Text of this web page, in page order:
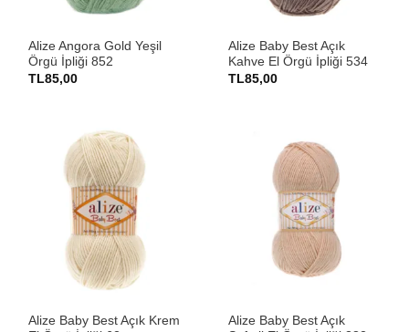
Alize Angora Gold Yeşil
Örgü İpliği 852
TL85,00
Alize Baby Best Açık
Kahve El Örgü İpliği 534
TL85,00
Alize Baby Best Açık Krem
Alize Baby Best Açık